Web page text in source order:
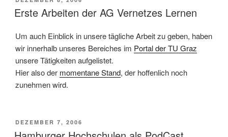
AM
Erste Arbeiten der AG Vernetzes Lernen
Um auch Einblick in unsere tägliche Arbeit zu geben, haben
wir innerhalb unseres Bereiches im Portal der TU Graz
unsere Tätigkeiten aufgelistet.
Hier also der momentane Stand, der hoffenlich noch
zunehmen wird.
VERÖFFENTLICHT
AM
DEZEMBER 7, 2006